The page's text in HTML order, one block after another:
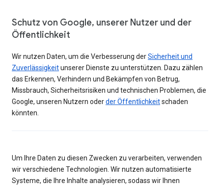
Schutz von Google, unserer Nutzer und der
Öffentlichkeit
Wir nutzen Daten, um die Verbesserung derSicherheit und
Zuverlässigkeitunserer Dienste zu unterstützen. Dazu zählen
das Erkennen, Verhindern und Bekämpfen von Betrug,
Missbrauch, Sicherheitsrisiken und technischen Problemen, die
Google, unseren Nutzern oderder Öffentlichkeitschaden
könnten.
Um Ihre Daten zu diesen Zwecken zu verarbeiten, verwenden
wir verschiedene Technologien. Wir nutzen automatisierte
Systeme, die Ihre Inhalte analysieren, sodass wir Ihnen